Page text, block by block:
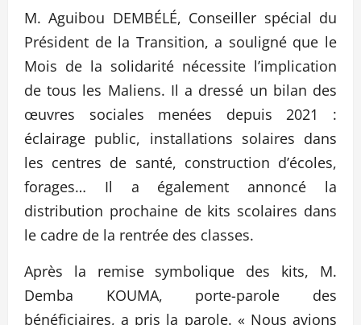
M. Aguibou DEMBÉLÉ, Conseiller spécial du
Président de la Transition, a souligné que le
Mois de la solidarité nécessite l’implication
de tous les Maliens. Il a dressé un bilan des
œuvres sociales menées depuis 2021 :
éclairage public, installations solaires dans
les centres de santé, construction d’écoles,
forages… Il a également annoncé la
distribution prochaine de kits scolaires dans
le cadre de la rentrée des classes.
Après la remise symbolique des kits, M.
Demba KOUMA, porte-parole des
bénéficiaires, a pris la parole. « Nous avions